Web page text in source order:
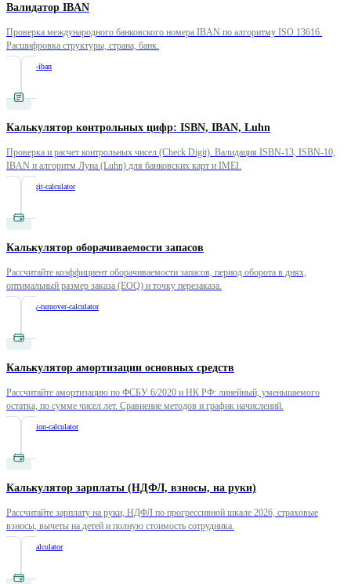
Валидатор IBAN
Проверка международного банковского номера IBAN по алгоритму ISO 13616.
Расшифровка структуры, страна, банк.
validator-iban
Калькулятор контрольных цифр: ISBN, IBAN, Luhn
Проверка и расчет контрольных чисел (Check Digit). Валидация ISBN-13, ISBN-10,
IBAN и алгоритм Луна (Luhn) для банковских карт и IMEI.
check-digit-calculator
Калькулятор оборачиваемости запасов
Рассчитайте коэффициент оборачиваемости запасов, период оборота в днях,
оптимальный размер заказа (EOQ) и точку перезаказа.
inventory-turnover-calculator
Калькулятор амортизации основных средств
Рассчитайте амортизацию по ФСБУ 6/2020 и НК РФ: линейный, уменьшаемого
остатка, по сумме чисел лет. Сравнение методов и график начислений.
depreciation-calculator
Калькулятор зарплаты (НДФЛ, взносы, на руки)
Рассчитайте зарплату на руки, НДФЛ по прогрессивной шкале 2026, страховые
взносы, вычеты на детей и полную стоимость сотрудника.
payroll-calculator